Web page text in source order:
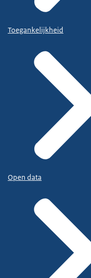
Toegankelijkheid
Open data